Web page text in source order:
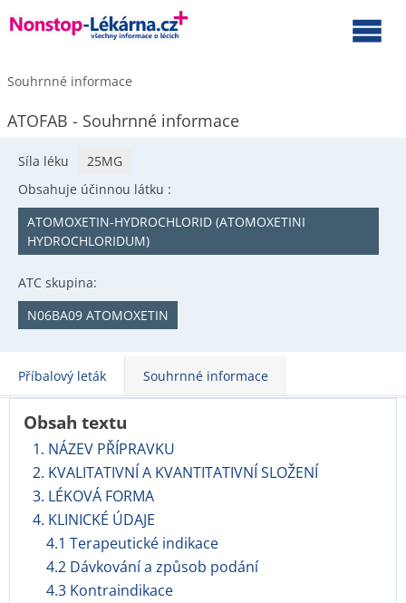
Souhrnné informace
ATOFAB - Souhrnné informace
Síla léku
25MG
Obsahuje účinnou látku :
ATOMOXETIN-HYDROCHLORID (ATOMOXETINI
HYDROCHLORIDUM)
ATC skupina:
N06BA09 ATOMOXETIN
Příbalový leták Souhrnné informace
Obsah textu
1. NÁZEV PŘÍPRAVKU
2. KVALITATIVNÍ A KVANTITATIVNÍ SLOŽENÍ
3. LÉKOVÁ FORMA
4. KLINICKÉ ÚDAJE
4.1 Terapeutické indikace
4.2 Dávkování a způsob podání
4.3 Kontraindikace